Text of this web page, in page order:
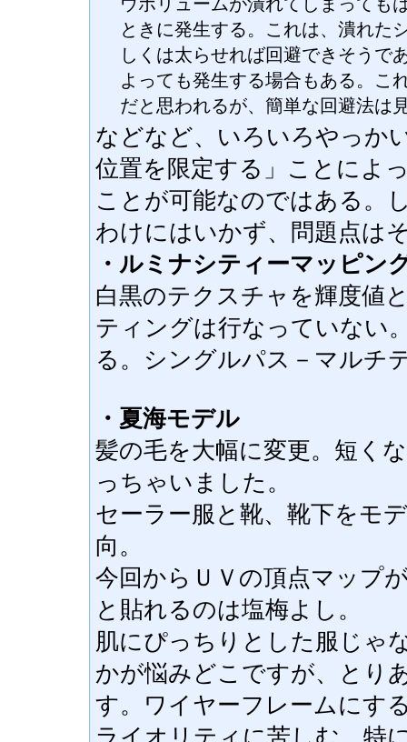
ときに発生する。これは、潰れた
しくは太らせれば回避できそうで
よっても発生する場合もある。こ
だと思われるが、簡単な回避法は
などなど、いろいろやっか
位置を限定する」ことによ
ことが可能なのではある。
わけにはいかず、問題点は
・ルミナシティーマッピン
白黒のテクスチャを輝度値
ティングは行なっていない
る。シングルパス－マルチ
・夏海モデル
髪の毛を大幅に変更。短く
っちゃいました。
セーラー服と靴、靴下をモ
向。
今回からＵＶの頂点マップ
と貼れるのは塩梅よし。
肌にぴっちりとした服じゃ
かが悩みどこですが、とり
す。ワイヤーフレームにす